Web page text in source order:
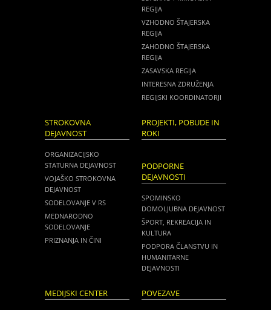
REGIJA
VZHODNO ŠTAJERSKA
REGIJA
ZAHODNO ŠTAJERSKA
REGIJA
ZASAVSKA REGIJA
INTERESNA ZDRUŽENJA
REGIJSKI KOORDINATORJI
STROKOVNA
DEJAVNOST
ORGANIZACIJSKO
STATURNA DEJAVNOST
VOJAŠKO STROKOVNA
DEJAVNOST
SODELOVANJE V RS
MEDNARODNO
SODELOVANJE
PRIZNANJA IN ČINI
PROJEKTI, POBUDE IN
ROKI
PODPORNE
DEJAVNOSTI
SPOMINSKO
DOMOLJUBNA DEJAVNOST
ŠPORT, REKREACIJA IN
KULTURA
PODPORA ČLANSTVU IN
HUMANITARNE
DEJAVNOSTI
MEDIJSKI CENTER POVEZAVE